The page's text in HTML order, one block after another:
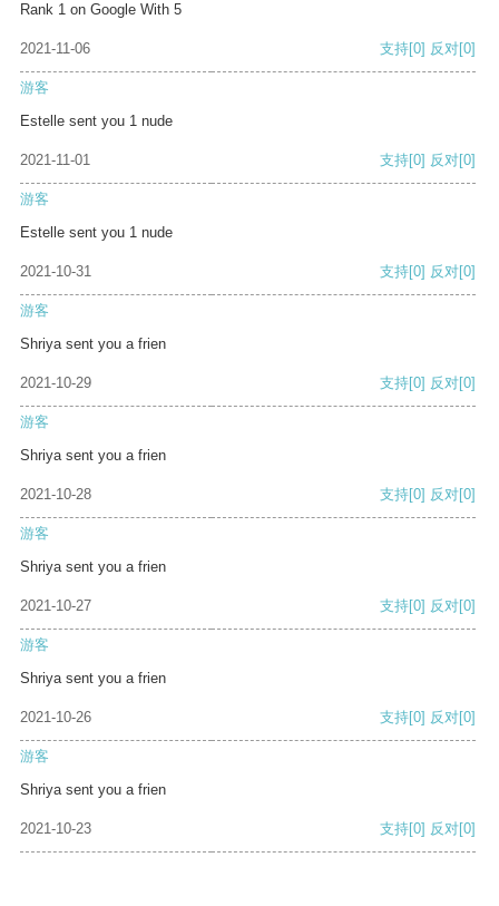
Rank 1 on Google With 5
2021-11-06 支持[0] 反对[0]
游客
Estelle sent you 1 nude
2021-11-01 支持[0] 反对[0]
游客
Estelle sent you 1 nude
2021-10-31 支持[0] 反对[0]
游客
Shriya sent you a frien
2021-10-29 支持[0] 反对[0]
游客
Shriya sent you a frien
2021-10-28 支持[0] 反对[0]
游客
Shriya sent you a frien
2021-10-27 支持[0] 反对[0]
游客
Shriya sent you a frien
2021-10-26 支持[0] 反对[0]
游客
Shriya sent you a frien
2021-10-23 支持[0] 反对[0]